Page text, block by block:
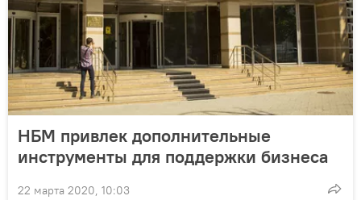
НБМ привлек дополнительные
инструменты для поддержки бизнеса
22 марта 2020, 10:03